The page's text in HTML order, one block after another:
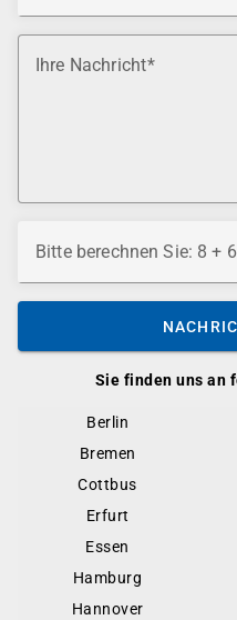
Sie finden uns an
Berlin
Bremen
Cottbus
Erfurt
Essen
Hamburg
Hannover
Ihre Nachricht
Bitte berechnen Sie: 8 +